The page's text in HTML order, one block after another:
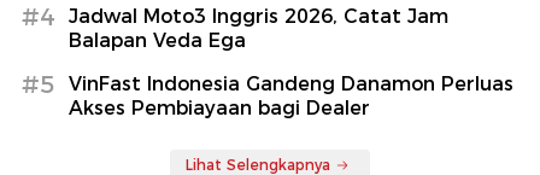
#4
Jadwal Moto3 Inggris 2026, Catat Jam
Balapan Veda Ega
#5
VinFast Indonesia Gandeng Danamon Perluas
Akses Pembiayaan bagi Dealer
Lihat Selengkapnya